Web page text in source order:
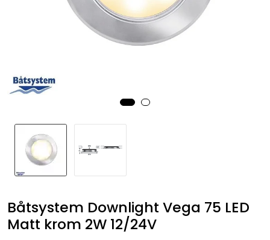
Båtsystem Downlight Vega 75 LED
Matt krom 2W 12/24V
Fritid/Sikkerhet
Båtpleie/Opplag
Nyheter